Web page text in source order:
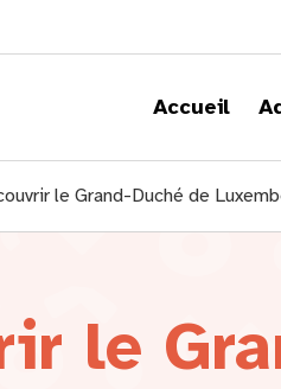
Accueil
le Grand-Duché de
le